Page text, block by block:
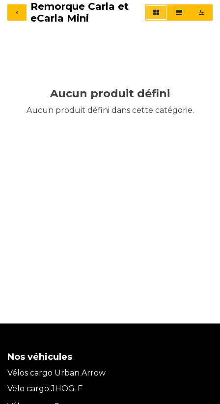
Remorque Carla et
eCarla Mini
Aucun produit défini
Aucun produit défini dans cette catégorie.
Nos véhicules
Vélos cargo Urban Arrow
Vélo cargo JHOG-E